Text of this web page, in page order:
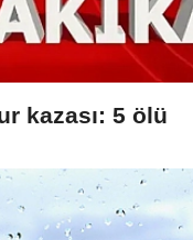
kazası: 5 ölü